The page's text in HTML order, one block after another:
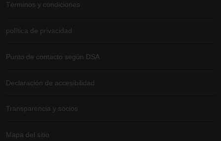
Términos y condiciones
política de privacidad
Punto de contacto según DSA
Declaración de accesibilidad
Transparencia y socios
Mapa del sitio